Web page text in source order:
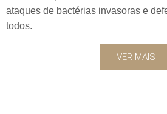
ataques de bactérias invasoras e
todos.
VER MAIS